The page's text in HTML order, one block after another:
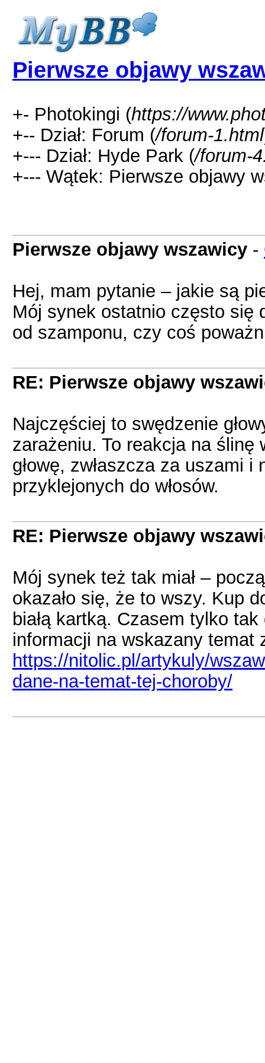
Pierwsze objawy
+- Photokingi (https://
+-- Dział: Forum (/forum-1.html
+--- Dział: Hyde Park (/forum-
+--- Wątek: Pierwsze objawy
Pierwsze objawy wszawicy -
Hej, mam pytanie – jakie są
Mój synek ostatnio często się
od szamponu, czy coś
RE: Pierwsze objawy
Najczęściej to swędzenie
zarażeniu. To reakcja na ślinę
głowę, zwłaszcza za uszami i
przyklejonych do włosów.
RE: Pierwsze objawy
Mój synek też tak miał –
okazało się, że to wszy. Kup
białą kartką. Czasem tylko
informacji na wskazany temat
https://nitolic.pl/artykuly/
dane-na-temat-tej-choroby/